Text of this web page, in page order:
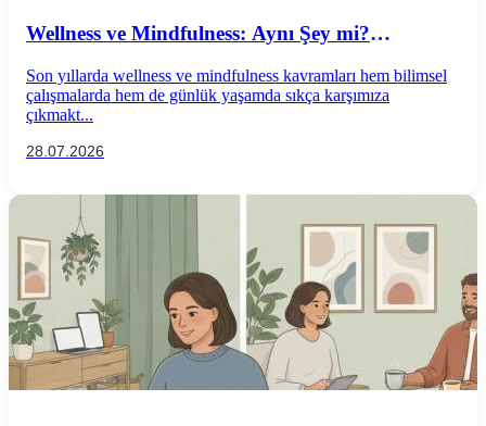
Wellness ve Mindfulness: Aynı Şey mi?
Son yıllarda wellness ve mindfulness kavramları hem bilimsel
çalışmalarda hem de günlük yaşamda sıkça karşımıza
çıkmakt...
28.07.2026